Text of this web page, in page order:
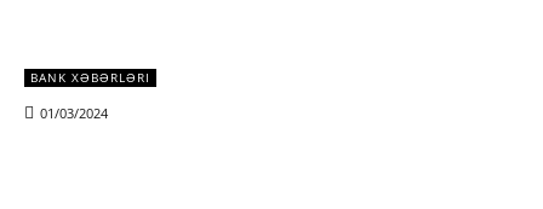
BANK XƏBƏRLƏRI
01/03/2024